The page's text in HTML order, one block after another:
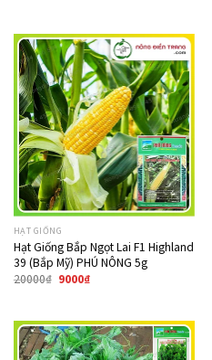
Giảm giá!
HẠT GIỐNG
Hạt Giống Bắp Ngọt Lai F1 Highland
39 (Bắp Mỹ) PHÚ NÔNG 5g
20000₫ 9000₫